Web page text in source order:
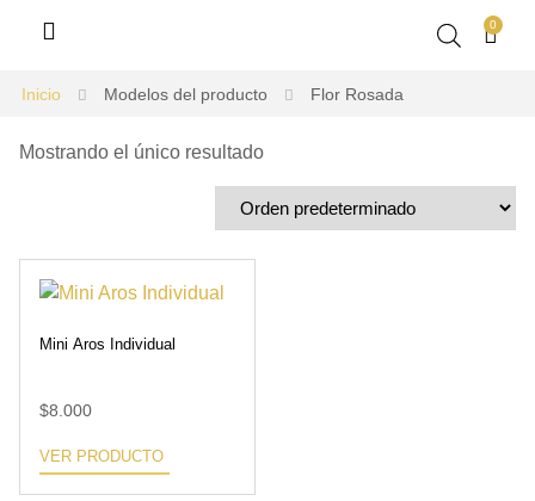
0
Inicio Modelos del producto Flor Rosada
Mostrando el único resultado
Mini Aros Individual
$8.000
VER PRODUCTO